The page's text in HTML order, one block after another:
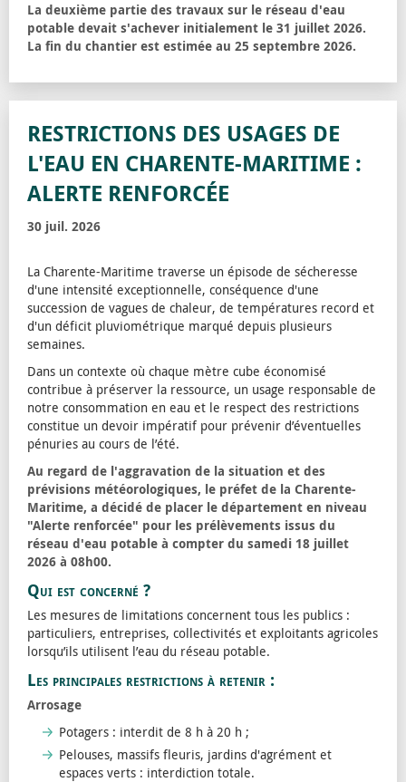
La deuxième partie des travaux sur le réseau d'eau
potable devait s'achever initialement le 31 juillet 2026.
La fin du chantier est estimée au 25 septembre 2026.
RESTRICTIONS DES USAGES DE
L'EAU EN CHARENTE-MARITIME :
ALERTE RENFORCÉE
30 juil. 2026
La Charente-Maritime traverse un épisode de sécheresse
d'une intensité exceptionnelle, conséquence d'une
succession de vagues de chaleur, de températures record et
d'un déficit pluviométrique marqué depuis plusieurs
semaines.
Dans un contexte où chaque mètre cube économisé
contribue à préserver la ressource, un usage responsable de
notre consommation en eau et le respect des restrictions
constitue un devoir impératif pour prévenir d’éventuelles
pénuries au cours de l’été.
Au regard de l'aggravation de la situation et des
prévisions météorologiques, le préfet de la Charente-
Maritime, a décidé de placer le département en niveau
"Alerte renforcée" pour les prélèvements issus du
réseau d'eau potable à compter du samedi 18 juillet
2026 à 08h00.
Qui est concerné ?
Les mesures de limitations concernent tous les publics :
particuliers, entreprises, collectivités et exploitants agricoles
lorsqu’ils utilisent l’eau du réseau potable.
Les principales restrictions à retenir :
Arrosage
Potagers : interdit de 8 h à 20 h ;
Pelouses, massifs fleuris, jardins d'agrément et
espaces verts : interdiction totale.